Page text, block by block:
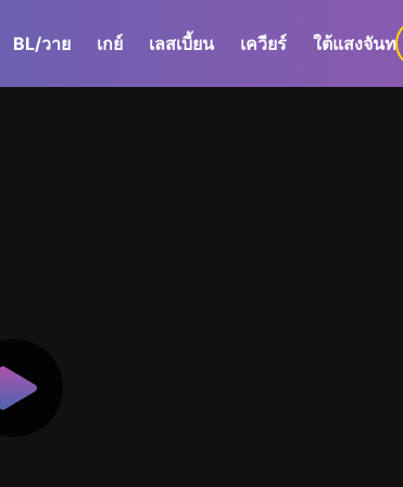
BL/วาย เกย์ เลสเบี้ยน เควียร์ ใต้แสงจันทร์